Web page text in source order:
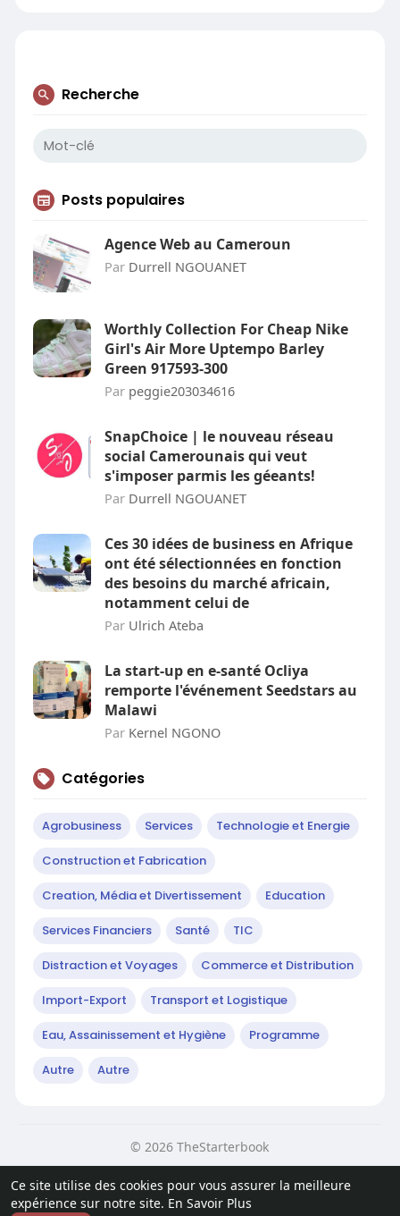
Ce site utilise des cookies pour vous assurer la meilleure
expérience sur notre site. En Savoir Plus
Recherche
Posts populaires
Agence Web au Cameroun
Par Durrell NGOUANET
Worthly Collection For Cheap Nike
Girl's Air More Uptempo Barley
Green 917593-300
Par peggie203034616
SnapChoice | le nouveau réseau
social Camerounais qui veut
s'imposer parmis les géeants!
Par Durrell NGOUANET
Ces 30 idées de business en Afrique
ont été sélectionnées en fonction
des besoins du marché africain,
notamment celui de
Par Ulrich Ateba
La start-up en e-santé Ocliya
remporte l'événement Seedstars au
Malawi
Par Kernel NGONO
Catégories
Agrobusiness Services Technologie et Energie
Construction et Fabrication
Creation, Média et Divertissement Education
Services Financiers Santé TIC
Distraction et Voyages Commerce et Distribution
Import-Export Transport et Logistique
Eau, Assainissement et Hygiène Programme
Autre Autre
© 2026 TheStarterbook
Politique de confidentialité
Conditions d'utilisation
Blog
Plus